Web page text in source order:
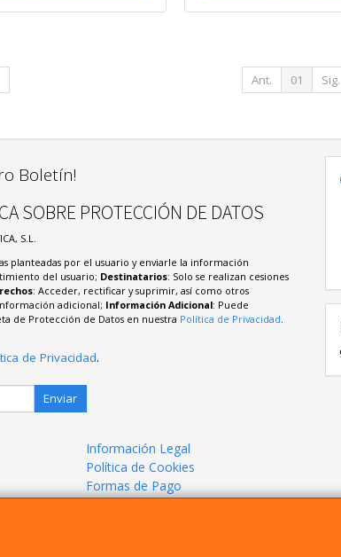
Ant. 01 Sig.
Boletín!
SOBRE PROTECCIÓN DE DATOS
S.L.
planteadas por el usuario y enviarle la información
del usuario; Destinatarios: Solo se realizan cesiones
: Acceder, rectificar y suprimir, así como otros
adicional; Información Adicional: Puede
de Protección de Datos en nuestra Política de Privacidad
de Privacidad.
Enviar
Información Legal
Política de Cookies
Formas de Pago